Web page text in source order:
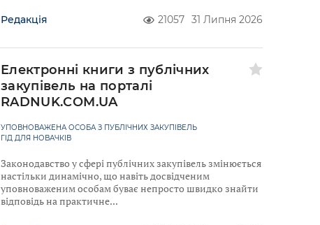
Редакція 21057 31 Липня 2026
Електронні книги з публічних
закупівель на порталі
RADNUK.COM.UA
УПОВНОВАЖЕНА ОСОБА З ПУБЛІЧНИХ ЗАКУПІВЕЛЬ
ГІД ДЛЯ НОВАЧКІВ
Законодавство у сфері публічних закупівель змінюється
настільки динамічно, що навіть досвідченим
уповноваженим особам буває непросто швидко знайти
відповідь на практичне